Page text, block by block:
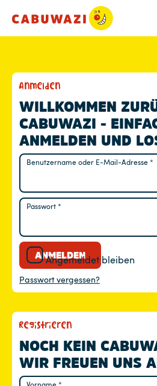
M
E
N
O
T
O
Anmelden
WILLKOMMEN
CABUWAZI -
ANMELDEN UND
Benutzername oder E-Mail-Adresse*
Passwort*
Angemeldet bleiben
ANMELDEN
Passwort vergessen?
Registrieren
NOCH KEIN
WIR FREUEN UNS